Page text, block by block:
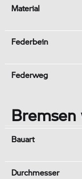
Material
Federbein
Federweg
Bremsen
Bauart
Durchmesser